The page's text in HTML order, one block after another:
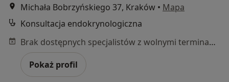
Michała Bobrzyńskiego 37, Kraków • Mapa
Konsultacja endokrynologiczna
Brak dostępnych specjalistów z wolnymi terminami w tym centrum medycznym.
Pokaż profil